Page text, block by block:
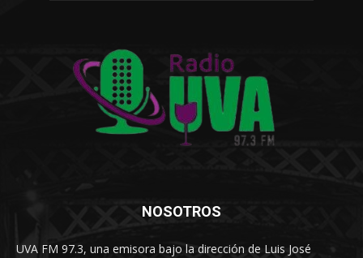
NOSOTROS
UVA FM 97.3, una emisora bajo la dirección de Luis José